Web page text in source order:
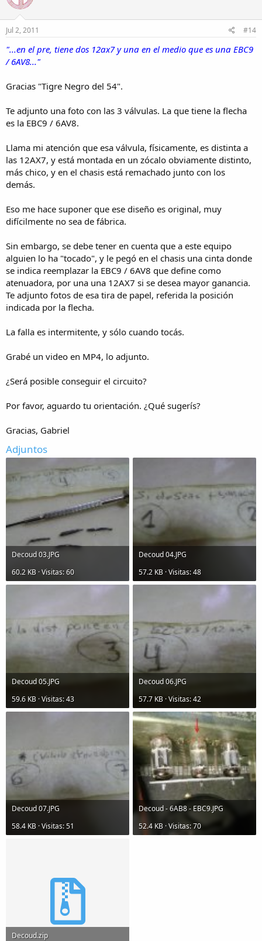
Jul 2, 2011 #14
"...en el pre, tiene dos 12ax7 y una en el medio que es una EBC9
/ 6AV8..."
Gracias "Tigre Negro del 54".
Te adjunto una foto con las 3 válvulas. La que tiene la flecha
es la EBC9 / 6AV8.
Llama mi atención que esa válvula, físicamente, es distinta a
las 12AX7, y está montada en un zócalo obviamente distinto,
más chico, y en el chasis está remachado junto con los
demás.
Eso me hace suponer que ese diseño es original, muy
difícilmente no sea de fábrica.
Sin embargo, se debe tener en cuenta que a este equipo
alguien lo ha "tocado", y le pegó en el chasis una cinta donde
se indica reemplazar la EBC9 / 6AV8 que define como
atenuadora, por una una 12AX7 si se desea mayor ganancia.
Te adjunto fotos de esa tira de papel, referida la posición
indicada por la flecha.
La falla es intermitente, y sólo cuando tocás.
Grabé un video en MP4, lo adjunto.
¿Será posible conseguir el circuito?
Por favor, aguardo tu orientación. ¿Qué sugerís?
Gracias, Gabriel
Adjuntos
Decoud 03.JPG
60.2 KB · Visitas: 60
Decoud 04.JPG
57.2 KB · Visitas: 48
Decoud 05.JPG
59.6 KB · Visitas: 43
Decoud 06.JPG
57.7 KB · Visitas: 42
Decoud 07.JPG
58.4 KB · Visitas: 51
Decoud - 6AB8 - EBC9.JPG
52.4 KB · Visitas: 70
Decoud.zip